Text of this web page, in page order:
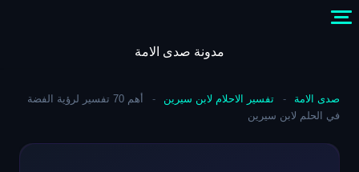
content
مدونة صدى الامة
صدى الامة - تفسير الاحلام لابن سيرين -
أهم 70 تفسير لرؤية الفضة
في الحلم لابن سيرين